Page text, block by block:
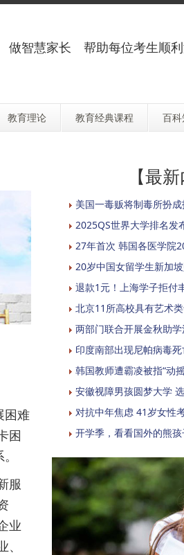
做智慧家长 帮助每位考生顺
教育理论 教育经典课程 百科
困难
困
服
业
【最
美国一毒贩将制毒所扮
2025QS世界大学排名发
27年首次 韩国各医学院
20岁中国女留学生新加
退款1元！上海学子拒付
北京11所高校具有艺术
两部门联合开展金秋助
印度南部出现尼帕病毒
韩国教师遭霸凌被指“动
安徽视障男孩圆梦大学
对抗中年焦虑 41岁女性
开学季，看看国外的熊